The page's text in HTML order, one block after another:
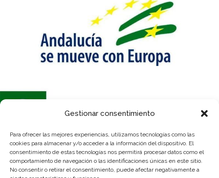
Gestionar consentimiento
Para ofrecer las mejores experiencias, utilizamos tecnologías como las
cookies para almacenar y/o acceder a la información del dispositivo. El
consentimiento de estas tecnologías nos permitirá procesar datos como el
comportamiento de navegación o las identificaciones únicas en este sitio.
No consentir o retirar el consentimiento, puede afectar negativamente a
Se ha recibido un incentivo de la Agencia de Innovación y Desarrollo de
Andalucía IDEA, de la Junta de Andalucía, por un importe de 54.600€,
cofinanciado en un 80% por la Unión Europea a través del Fondo Europeo
de Desarrollo Regional, FEDER para la realización del proyecto
“Adquisición nave industrial para ampliación de instalaciones”, con el